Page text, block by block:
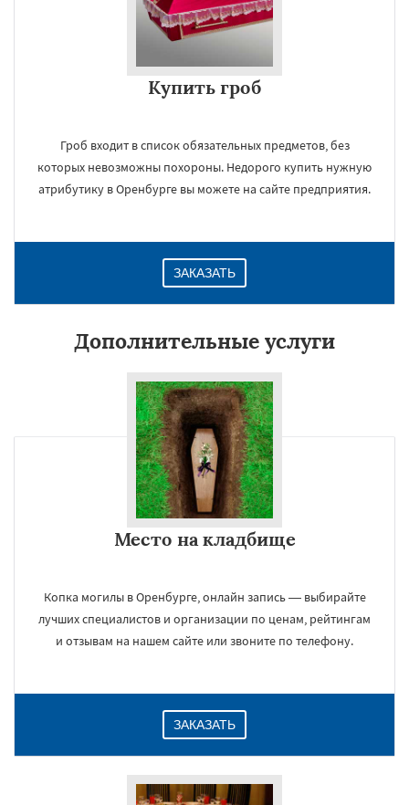
Купить гроб
Гроб входит в список обязательных предметов, без
которых невозможны похороны. Недорого купить нужную
атрибутику в Оренбурге вы можете на сайте предприятия.
ЗАКАЗАТЬ
Дополнительные услуги
Место на кладбище
Копка могилы в Оренбурге, онлайн запись — выбирайте
лучших специалистов и организации по ценам, рейтингам
и отзывам на нашем сайте или звоните по телефону.
ЗАКАЗАТЬ